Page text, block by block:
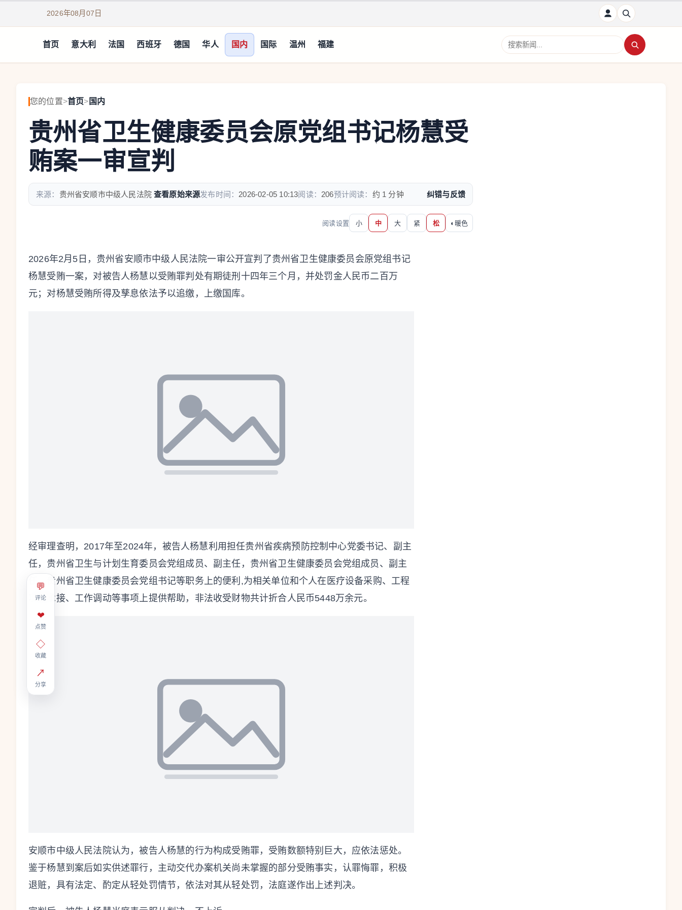
2026年08月07日
首页 意大利 法国 西班牙 德国 华人 国内 国际 温州 福建
搜索新闻
您的位置>首页> 国内
贵州省卫生健康委员会原党组书记杨慧受
贿案一审宣判
来源： 贵州省安顺市中级人民法院 查看原始来源发布时间： 2026-02-05 10:13阅读： 206预计阅读： 约 1 分钟 纠错与反馈
阅读设置 小 中 大 紧 松 ◐ 暖色
💬
评论
❤
点赞
◇
收藏
↗
分享
2026年2月5日，贵州省安顺市中级人民法院一审公开宣判了贵州省卫生健康委员会原党组书记
杨慧受贿一案，对被告人杨慧以受贿罪判处有期徒刑十四年三个月，并处罚金人民币二百万
元；对杨慧受贿所得及孳息依法予以追缴，上缴国库。
经审理查明，2017年至2024年，被告人杨慧利用担任贵州省疾病预防控制中心党委书记、副主
任，贵州省卫生与计划生育委员会党组成员、副主任，贵州省卫生健康委员会党组成员、副主
任，贵州省卫生健康委员会党组书记等职务上的便利,为相关单位和个人在医疗设备采购、工程
项目承接、工作调动等事项上提供帮助，非法收受财物共计折合人民币5448万余元。
安顺市中级人民法院认为，被告人杨慧的行为构成受贿罪，受贿数额特别巨大，应依法惩处。
鉴于杨慧到案后如实供述罪行，主动交代办案机关尚未掌握的部分受贿事实，认罪悔罪，积极
退赃，具有法定、酌定从轻处罚情节，依法对其从轻处罚，法庭遂作出上述判决。